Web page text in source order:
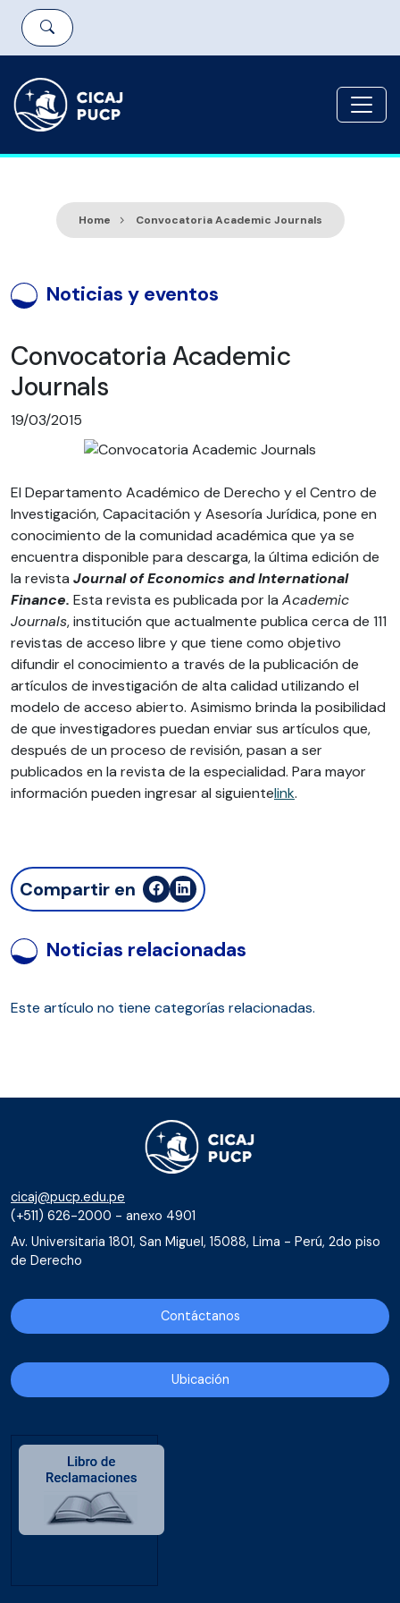
Home Convocatoria Academic Journals
Noticias y eventos
Convocatoria Academic
Journals
19/03/2015
El Departamento Académico de Derecho y el Centro de
Investigación, Capacitación y Asesoría Jurídica, pone en
conocimiento de la comunidad académica que ya se
encuentra disponible para descarga, la última edición de
la revista Journal of Economics and International
Finance. Esta revista es publicada por la Academic
Journals, institución que actualmente publica cerca de 111
revistas de acceso libre y que tiene como objetivo
difundir el conocimiento a través de la publicación de
artículos de investigación de alta calidad utilizando el
modelo de acceso abierto. Asimismo brinda la posibilidad
de que investigadores puedan enviar sus artículos que,
después de un proceso de revisión, pasan a ser
publicados en la revista de la especialidad. Para mayor
información pueden ingresar al siguientelink.
Compartir en
Noticias relacionadas
Este artículo no tiene categorías relacionadas.
cicaj@pucp.edu.pe
(+511) 626-2000 - anexo 4901
Av. Universitaria 1801, San Miguel, 15088, Lima - Perú, 2do piso
de Derecho
Contáctanos
Ubicación